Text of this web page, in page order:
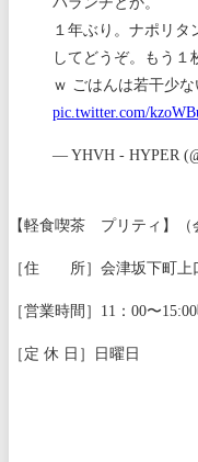
１年ぶり。ナポリ
してどうぞ。もう１
ｗ ごはんは若干少な
pic.twitter.com/
— YHVH - HYPER
【軽食喫茶 プリティ】（
［住 所］会津坂下町上
［営業時間］11：00〜
［定 休 日］日曜日